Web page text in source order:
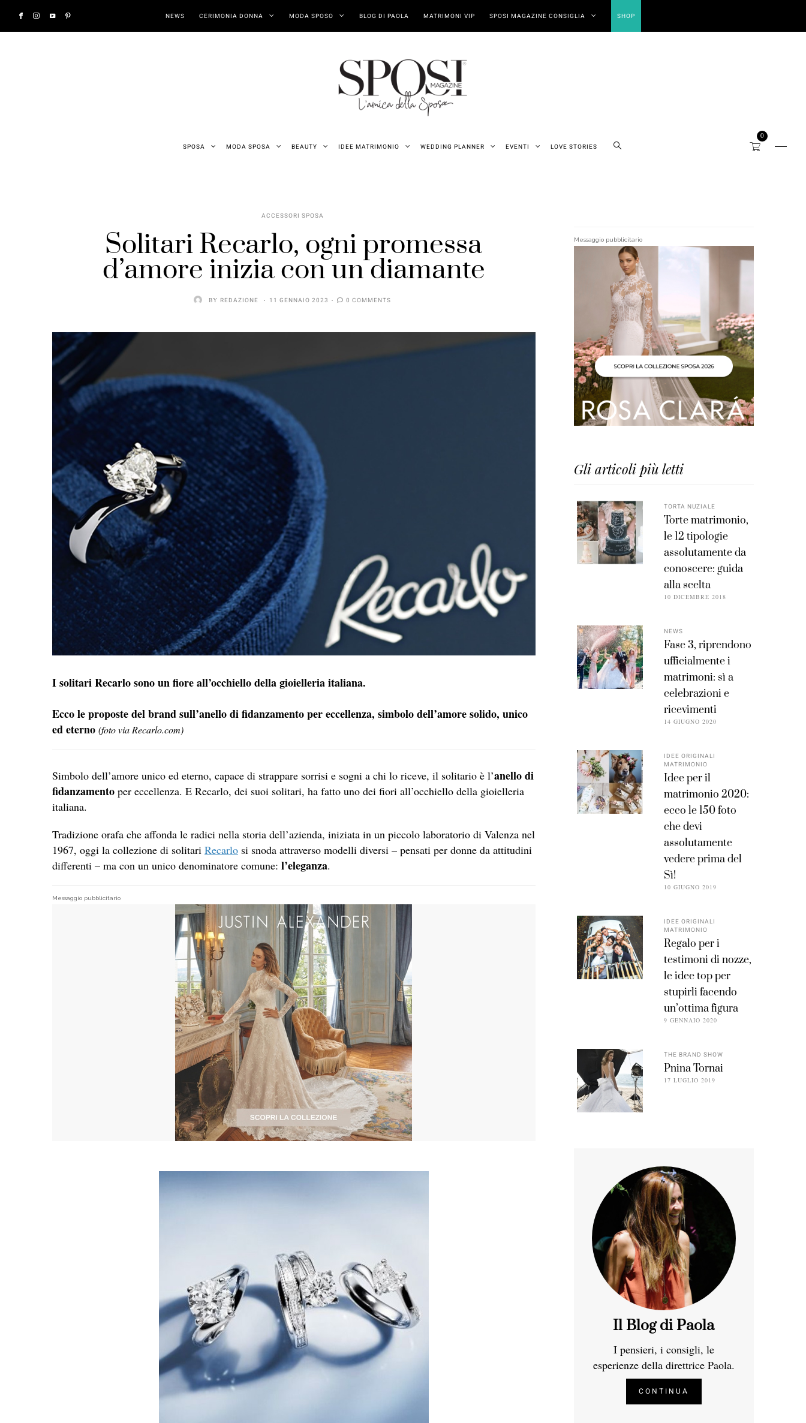
NEWS CERIMONIA DONNA MODA SPOSO BLOG DI PAOLA MATRIMONI VIP SPOSI MAGAZINE CONSIGLIA SHOP
SPOSA MODA SPOSA BEAUTY IDEE MATRIMONIO WEDDING PLANNER EVENTI LOVE STORIES
0
ACCESSORI SPOSA
Solitari Recarlo, ogni promessa
d’amore inizia con un diamante
BY REDAZIONE 11 GENNAIO 2023 0 COMMENTS
I solitari Recarlo sono un fiore all’occhiello della gioielleria italiana.
Ecco le proposte del brand sull’anello di fidanzamento per eccellenza, simbolo dell’amore solido, unico
ed eterno (foto via Recarlo.com)
Simbolo dell’amore unico ed eterno, capace di strappare sorrisi e sogni a chi lo riceve, il solitario è l’anello di
fidanzamento per eccellenza. E Recarlo, dei suoi solitari, ha fatto uno dei fiori all’occhiello della gioielleria
italiana.
Tradizione orafa che affonda le radici nella storia dell’azienda, iniziata in un piccolo laboratorio di Valenza nel
1967, oggi la collezione di solitari Recarlo si snoda attraverso modelli diversi – pensati per donne da attitudini
differenti – ma con un unico denominatore comune: l’eleganza.
Messaggio pubblicitario
Messaggio pubblicitario
Gli articoli più letti
TORTA NUZIALE
Torte matrimonio,
le 12 tipologie
assolutamente da
conoscere: guida
alla scelta
10 DICEMBRE 2018
NEWS
Fase 3, riprendono
ufficialmente i
matrimoni: sì a
celebrazioni e
ricevimenti
14 GIUGNO 2020
IDEE ORIGINALI
MATRIMONIO
Idee per il
matrimonio 2020:
ecco le 150 foto
che devi
assolutamente
vedere prima del
Sì!
10 GIUGNO 2019
IDEE ORIGINALI
MATRIMONIO
Regalo per i
testimoni di nozze,
le idee top per
stupirli facendo
un’ottima figura
9 GENNAIO 2020
THE BRAND SHOW
Pnina Tornai
17 LUGLIO 2019
Il Blog di Paola
I pensieri, i consigli, le
esperienze della direttrice Paola.
CONTINUA